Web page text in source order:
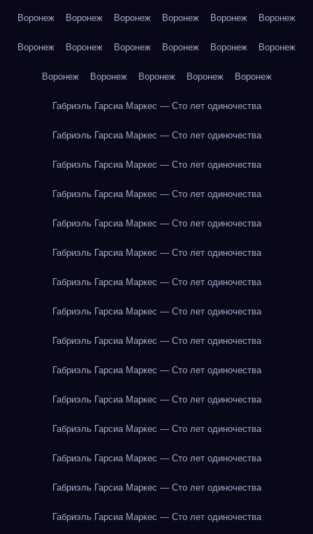
Воронеж Воронеж Воронеж Воронеж Воронеж Воронеж
Воронеж Воронеж Воронеж Воронеж Воронеж Воронеж
Воронеж Воронеж Воронеж Воронеж Воронеж
Габриэль Гарсиа Маркес — Сто лет одиночества
Габриэль Гарсиа Маркес — Сто лет одиночества
Габриэль Гарсиа Маркес — Сто лет одиночества
Габриэль Гарсиа Маркес — Сто лет одиночества
Габриэль Гарсиа Маркес — Сто лет одиночества
Габриэль Гарсиа Маркес — Сто лет одиночества
Габриэль Гарсиа Маркес — Сто лет одиночества
Габриэль Гарсиа Маркес — Сто лет одиночества
Габриэль Гарсиа Маркес — Сто лет одиночества
Габриэль Гарсиа Маркес — Сто лет одиночества
Габриэль Гарсиа Маркес — Сто лет одиночества
Габриэль Гарсиа Маркес — Сто лет одиночества
Габриэль Гарсиа Маркес — Сто лет одиночества
Габриэль Гарсиа Маркес — Сто лет одиночества
Габриэль Гарсиа Маркес — Сто лет одиночества